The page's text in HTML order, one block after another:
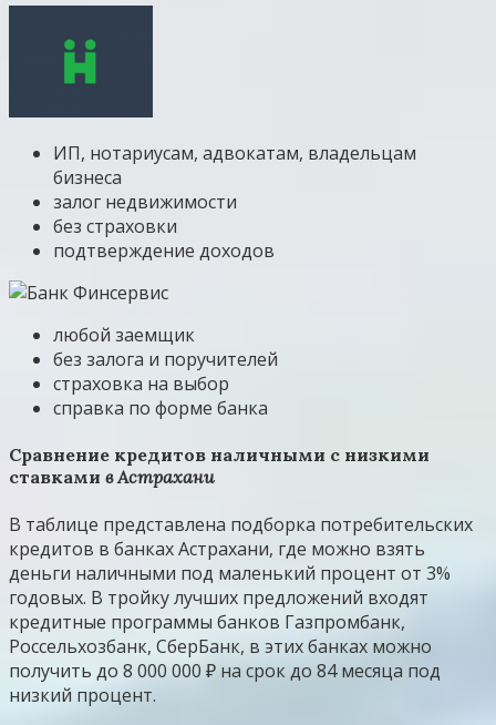
ИП, нотариусам, адвокатам, владельцам
бизнеса
залог недвижимости
без страховки
подтверждение доходов
любой заемщик
без залога и поручителей
страховка на выбор
справка по форме банка
Сравнение кредитов наличными c низкими
ставками в Астрахани
В таблице представлена подборка потребительских
кредитов в банках Астрахани, где можно взять
деньги наличными под маленький процент от 3%
годовых. В тройку лучших предложений входят
кредитные программы банков Газпромбанк,
Россельхозбанк, СберБанк, в этих банках можно
получить до 8 000 000 ₽ на срок до 84 месяца под
низкий процент.